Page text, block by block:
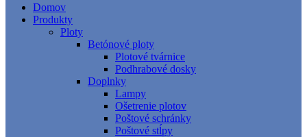
Domov
Produkty
Ploty
Betónové ploty
Plotové tvárnice
Podhrabové dosky
Doplnky
Lampy
Ošetrenie plotov
Poštové schránky
Poštové stĺpy